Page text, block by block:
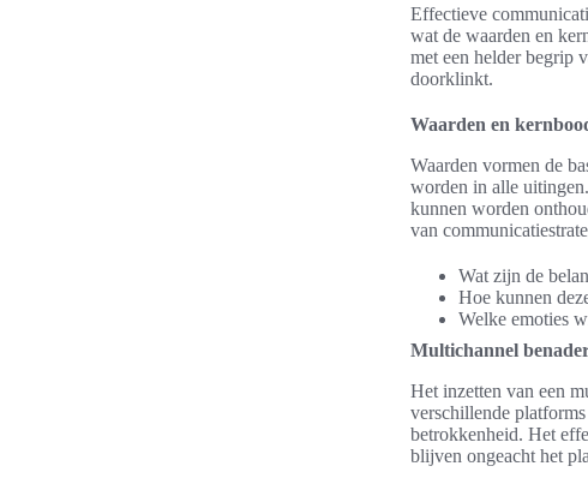
Effectieve
wat de waarden en
met een helder begrip
doorklinkt.
Waarden en
Waarden vormen de
worden in alle
kunnen worden
van
Wat zijn de
Hoe kunnen
Welke emoties
Multichannel
Het inzetten van een
verschillende
betrokkenheid. Het
blijven ongeacht het